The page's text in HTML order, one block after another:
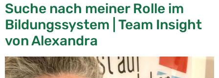
Suche nach meiner Rolle im
Bildungssystem | Team Insight
von Alexandra